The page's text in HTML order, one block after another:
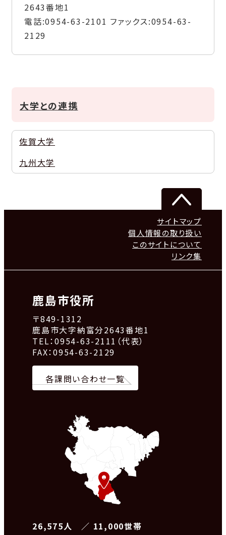
2643番地1
電話:0954-63-2101 ファックス:0954-63-
2129
大学との連携
佐賀大学
九州大学
サイトマップ
個人情報の取り扱い
このサイトについて
リンク集
鹿島市役所
〒849-1312
鹿島市大字納富分2643番地1
TEL：0954-63-2111（代表）
FAX：0954-63-2129
各課問い合わせ一覧
26,575人 ／ 11,000世帯